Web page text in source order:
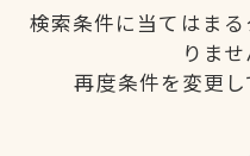
検索条件に当てはま
りませ
再度条件を変更し